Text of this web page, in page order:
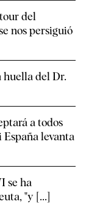
del
nos persiguió
del Dr.
a todos
España levanta
se ha
"y [...]